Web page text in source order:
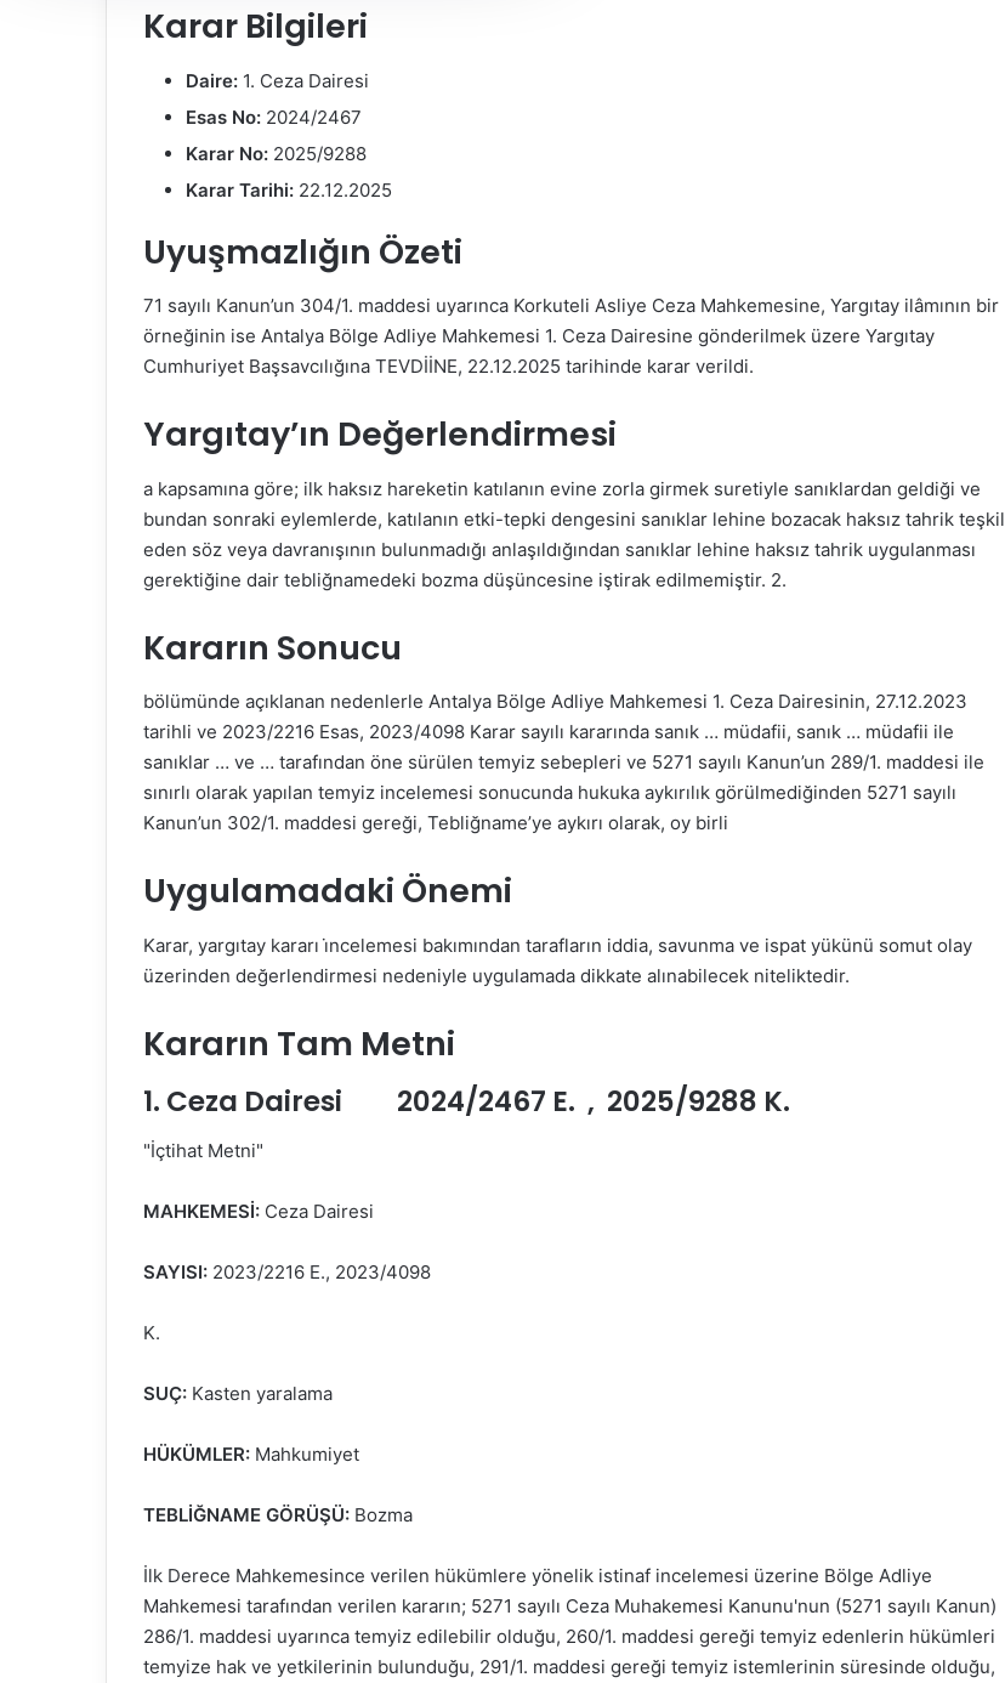
ö
r
m
Karar Bilgileri
Daire: 1. Ceza Dairesi
Esas No: 2024/2467
Karar No: 2025/9288
Karar Tarihi: 22.12.2025
Uyuşmazlığın Özeti
71 sayılı Kanun’un 304/1. maddesi uyarınca Korkuteli Asliye Ceza Mahkemesine, Yargıtay ilâmının bir
örneğinin ise Antalya Bölge Adliye Mahkemesi 1. Ceza Dairesine gönderilmek üzere Yargıtay
Cumhuriyet Başsavcılığına TEVDİİNE, 22.12.2025 tarihinde karar verildi.
Yargıtay’ın Değerlendirmesi
a kapsamına göre; ilk haksız hareketin katılanın evine zorla girmek suretiyle sanıklardan geldiği ve
bundan sonraki eylemlerde, katılanın etki-tepki dengesini sanıklar lehine bozacak haksız tahrik teşkil
eden söz veya davranışının bulunmadığı anlaşıldığından sanıklar lehine haksız tahrik uygulanması
gerektiğine dair tebliğnamedeki bozma düşüncesine iştirak edilmemiştir. 2.
Kararın Sonucu
bölümünde açıklanan nedenlerle Antalya Bölge Adliye Mahkemesi 1. Ceza Dairesinin, 27.12.2023
tarihli ve 2023/2216 Esas, 2023/4098 Karar sayılı kararında sanık … müdafii, sanık … müdafii ile
sanıklar … ve … tarafından öne sürülen temyiz sebepleri ve 5271 sayılı Kanun’un 289/1. maddesi ile
sınırlı olarak yapılan temyiz incelemesi sonucunda hukuka aykırılık görülmediğinden 5271 sayılı
Kanun’un 302/1. maddesi gereği, Tebliğname’ye aykırı olarak, oy birli
Uygulamadaki Önemi
Karar, yargıtay kararı i̇ncelemesi bakımından tarafların iddia, savunma ve ispat yükünü somut olay
üzerinden değerlendirmesi nedeniyle uygulamada dikkate alınabilecek niteliktedir.
Kararın Tam Metni
1. Ceza Dairesi 2024/2467 E. , 2025/9288 K.
"İçtihat Metni"
MAHKEMESİ: Ceza Dairesi
SAYISI: 2023/2216 E., 2023/4098
K.
SUÇ: Kasten yaralama
HÜKÜMLER: Mahkumiyet
TEBLİĞNAME GÖRÜŞÜ: Bozma
İlk Derece Mahkemesince verilen hükümlere yönelik istinaf incelemesi üzerine Bölge Adliye
Mahkemesi tarafından verilen kararın; 5271 sayılı Ceza Muhakemesi Kanunu'nun (5271 sayılı Kanun)
286/1. maddesi uyarınca temyiz edilebilir olduğu, 260/1. maddesi gereği temyiz edenlerin hükümleri
temyize hak ve yetkilerinin bulunduğu, 291/1. maddesi gereği temyiz istemlerinin süresinde olduğu,